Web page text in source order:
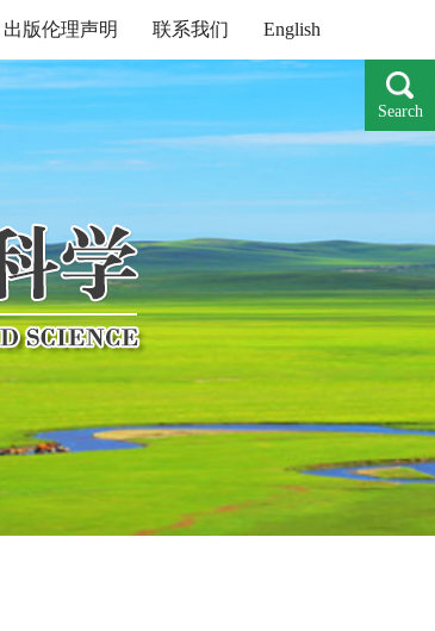
出版伦理声明 联系我们 English
Search